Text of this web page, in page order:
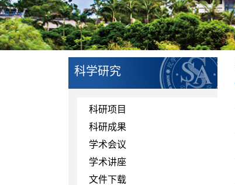
科学研究
科研项目
科研成果
学术会议
学术讲座
文件下载